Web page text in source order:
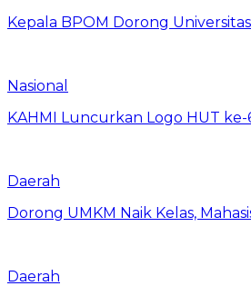
Kepala BPOM Dorong
Nasional
KAHMI Luncurkan Logo HUT
Daerah
Dorong UMKM Naik Kelas,
Daerah